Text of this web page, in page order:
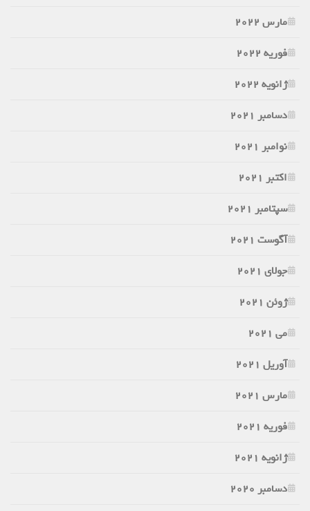
مارس 2022
فوریه 2022
ژانویه 2022
دسامبر 2021
نوامبر 2021
اکتبر 2021
سپتامبر 2021
آگوست 2021
جولای 2021
ژوئن 2021
می 2021
آوریل 2021
مارس 2021
فوریه 2021
ژانویه 2021
دسامبر 2020